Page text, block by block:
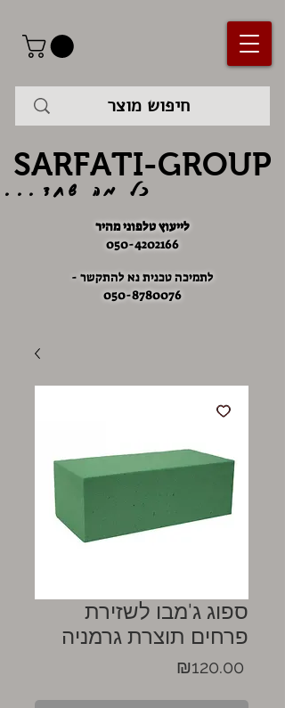
SARFATI-GROUP
לייעוץ טלפוני מהיר
050-4202166
לתמיכה טכנית נא להתקשר -
050-8780076
כל מה שחד...
ספוג ג'מבו לשזירת
פרחים תוצרת גרמניה
₪120.00